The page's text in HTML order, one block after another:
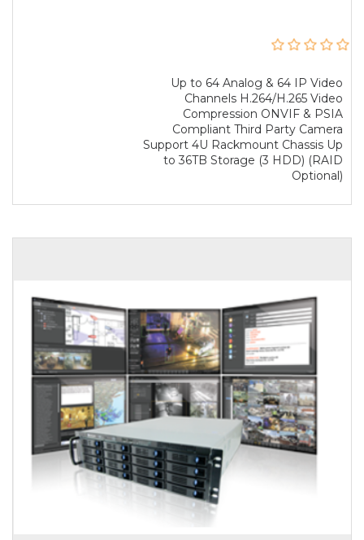
Up to 64 Analog & 64 IP Video
Channels H.264/H.265 Video
Compression ONVIF & PSIA
Compliant Third Party Camera
Support 4U Rackmount Chassis Up
to 36TB Storage (3 HDD) (RAID
Optional)